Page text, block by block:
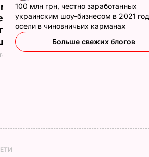
то, что
в жару.
вкуснейшей
18.21БУЛЬВАР
"Хрустящие
снаружи и
внутри". Самые
вкусные
кабачки
100 млн грн, честно заработанных
украинским шоу-бизнесом в 2021
осели в чиновничьих карманах
Больше свежих блогов